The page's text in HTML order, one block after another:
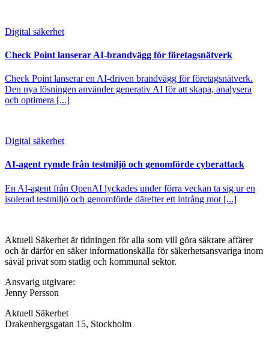
Digital säkerhet
Check Point lanserar AI-brandvägg för företagsnätverk
Check Point lanserar en AI-driven brandvägg för företagsnätverk.
Den nya lösningen använder generativ AI för att skapa, analysera
och optimera [...]
Digital säkerhet
AI-agent rymde från testmiljö och genomförde cyberattack
En AI-agent från OpenAI lyckades under förra veckan ta sig ur en
isolerad testmiljö och genomförde därefter ett intrång mot [...]
Aktuell Säkerhet är tidningen för alla som vill göra säkrare affärer
och är därför en säker informationskälla för säkerhets­ansvariga inom
såväl privat som statlig och kommunal sektor.
Ansvarig utgivare:
Jenny Persson
Aktuell Säkerhet
Drakenbergsgatan 15, Stockholm